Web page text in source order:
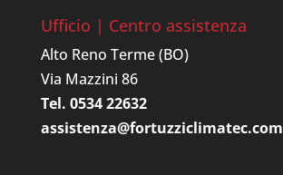
Ufficio | Centro assistenza
Alto Reno Terme (BO)
Via Mazzini 86
Tel. 0534 22632
assistenza@fortuzziclimatec.com